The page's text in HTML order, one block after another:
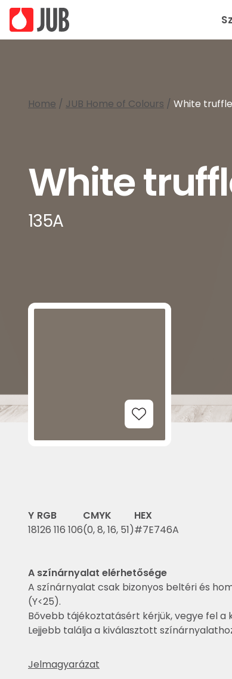
Home / JUB Home of Colours / White truffle
White
135A
Add to Wishlist
Y
18
RGB
126 116 106
CMYK
(0, 8, 16, 51)
HEX
#7E746A
A színárnyalat elérhetősége
A színárnyalat csak bizonyos beltéri és
(Y<25).
Bővebb tájékoztatásért kérjük, vegye fel
Lejjebb találja a kiválasztott
Jelmagyarázat